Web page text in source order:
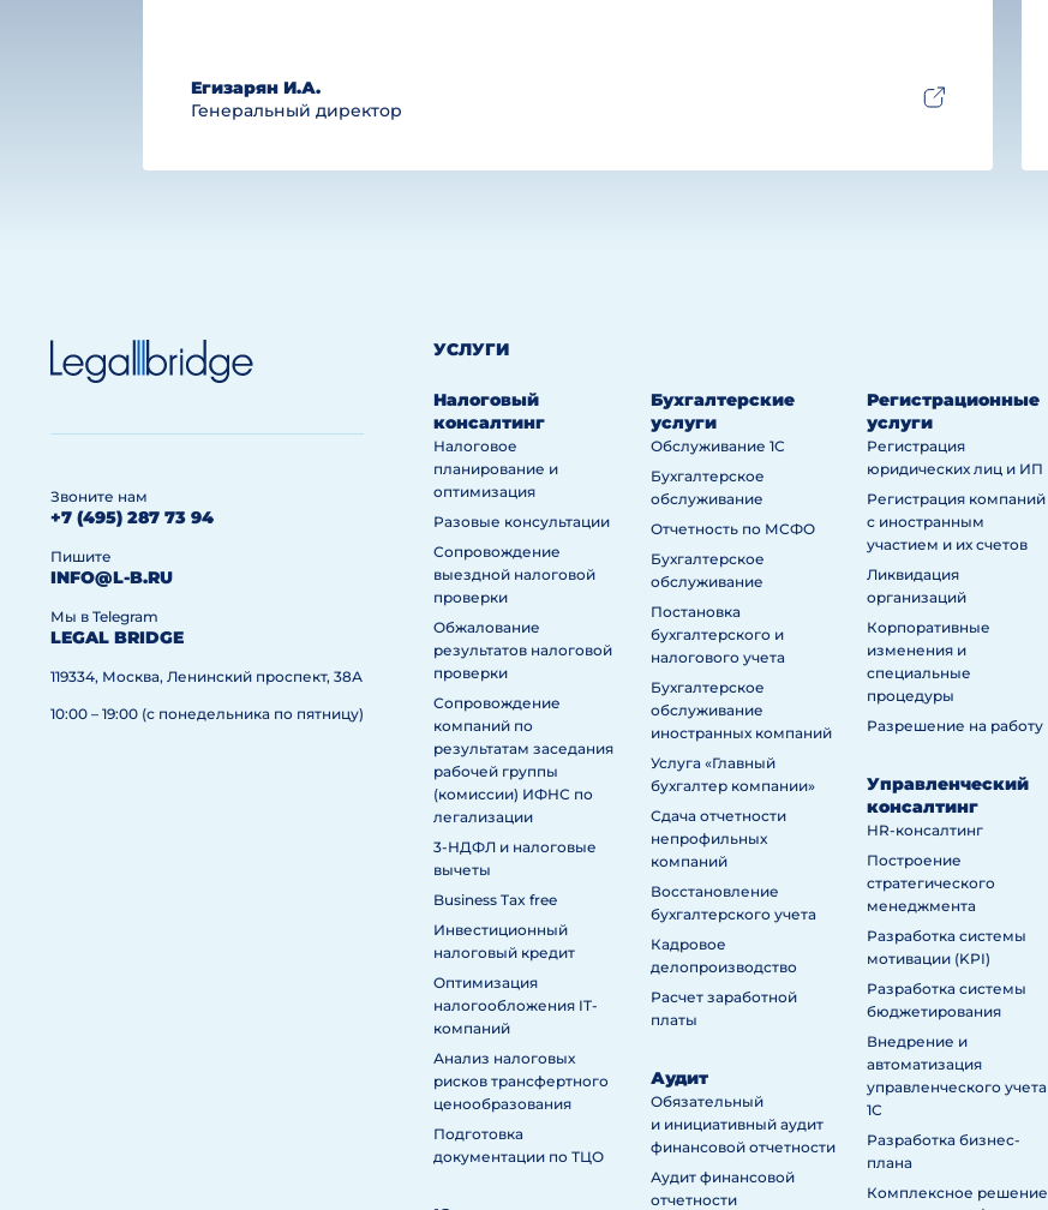
Егизарян И.А.
Генеральный директор
Звоните нам
+7 (495) 287 73 94
Пишите
INFO@L-B.RU
Мы в Telegram
LEGAL BRIDGE
119334, Москва, Ленинский проспект, 38А
10:00 – 19:00 (с понедельника по пятницу)
УСЛУГИ
Налоговый
консалтинг
Налоговое
планирование и
оптимизация
Разовые консультации
Сопровождение
выездной налоговой
проверки
Обжалование
результатов налоговой
проверки
Сопровождение
компаний по
результатам заседания
рабочей группы
(комиссии) ИФНС по
легализации
3-НДФЛ и налоговые
вычеты
Business Tax free
Инвестиционный
налоговый кредит
Оптимизация
налогообложения IT-
компаний
Анализ налоговых
рисков трансфертного
ценообразования
Подготовка
документации по ТЦО
Бухгалтерские
услуги
Обслуживание 1С
Бухгалтерское
обслуживание
Отчетность по МСФО
Бухгалтерское
обслуживание
Постановка
бухгалтерского и
налогового учета
Бухгалтерское
обслуживание
иностранных компаний
Услуга «Главный
бухгалтер компании»
Сдача отчетности
непрофильных
компаний
Восстановление
бухгалтерского учета
Кадровое
делопроизводство
Расчет заработной
платы
Аудит
Обязательный
и инициативный аудит
финансовой отчетности
Аудит финансовой
отчетности
Регистрационные
услуги
Регистрация
юридических лиц и ИП
Регистрация компаний
с иностранным
участием и их счетов
Ликвидация
организаций
Корпоративные
изменения и
специальные
процедуры
Разрешение на работу
Управленческий
консалтинг
HR-консалтинг
Построение
стратегического
менеджмента
Разработка системы
мотивации (KPI)
Разработка системы
бюджетирования
Внедрение и
автоматизация
управленческого учета
1С
Разработка бизнес-
плана
Комплексное решение